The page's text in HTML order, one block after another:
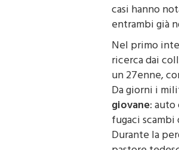
casi hanno
entrambi già
Nel primo
ricerca dai
un 27enne,
Da giorni i
giovane:
fugaci
Durante la